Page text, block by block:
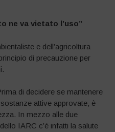
ne va vietato l’uso”
e dell’agricoltura
di precauzione per
di decidere se mantenere
attive approvate, è
In mezzo alle due
IARC c’è infatti la salute